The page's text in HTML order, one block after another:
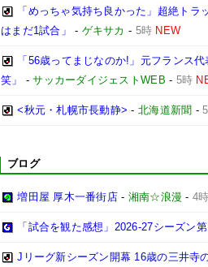
「めっちゃ気持ち良かった」超絶ト
はまだ1試合」
- ゲキサカ - 5時 NEW
「56歳ってまじなのか!」元フランス
笑」
-サッカーダイジェストWEB - 5時
<秋元・札幌市長動静> -北海道新聞 -
ブログ
増田屋 厚木一番街店- 湘南☆浪漫 - 4時
「試合を観た感想」2026-27シーズン
Jリーグ新シーズン開幕 16歳の三井寺